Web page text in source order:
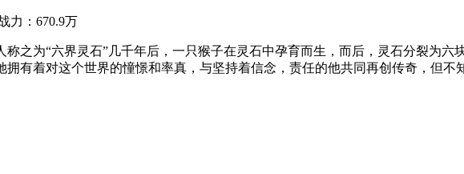
力：670.9万
之为“六界灵石”几千年后，一只猴子在灵石中孕育而生，而后，灵石分裂为
有着对这个世界的憧憬和率真，与坚持着信念，责任的他共同再创传奇，但不